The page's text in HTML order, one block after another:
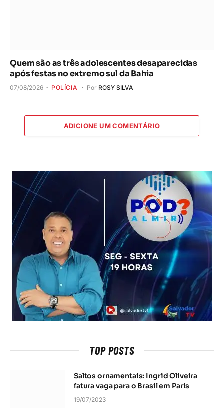
Quem são as três adolescentes desaparecidas
após festas no extremo sul da Bahia
07/08/2026 POLÍCIA Por ROSY SILVA
ADICIONE UM COMENTÁRIO
TOP POSTS
Saltos ornamentais: Ingrid Oliveira
fatura vaga para o Brasil em Paris
19/07/2023